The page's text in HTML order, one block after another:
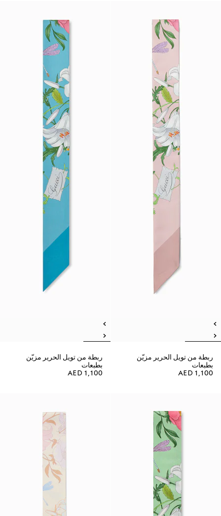
ربطة من تويل الحرير مزيّن
بطبعات
AED 1,100
ربطة من تويل الحرير مزيّن
بطبعات
AED 1,100